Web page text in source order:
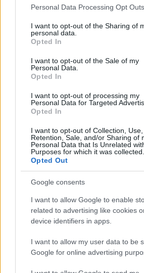
Please note that this website/app uses
not limited to your visit or usage
grant or deny consent to Google and its
use your data for below specified
consent section.
Personal Data Processing Opt Outs
I want to opt-out of the Sharing of
personal data.
Opted In
I want to opt-out of the Sale of my
Personal Data.
Opted In
I want to opt-out of processing my
Personal Data for Targeted
Opted In
I want to opt-out of Collection, Use,
Retention, Sale, and/or Sharing of
Personal Data that Is Unrelated
Purposes for which it was collected.
Opted Out
Google consents
I want to allow Google to enable
related to advertising like cookies
device identifiers in apps.
I want to allow my user data to be
Google for online advertising
che circolano non
strade, già consistente e a
per gli effetti economici della
Segugio.it monitora
annunci pubblicitari sui
nel caso di soggetti con
segnalarli in modo che tali
al più presto eliminati e i siti
programma di mistery
annunciato da IVASS negli
consistente in visite in
internet volte a valutare la
mercato che gli intermediari
gli assicurati, costituisca un
protezione dei consumatori.
Vuoi rimuovere le
Puoi abbonarti a
soli € 1,10